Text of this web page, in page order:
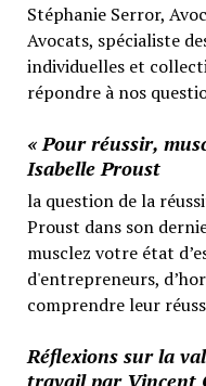
Stéphanie Serror,
Avocats, spécialiste
individuelles et
répondre à nos
« Pour réussir,
Isabelle Proust
la question de la
Proust dans son
musclez votre état
d'entrepreneurs,
comprendre leur
Réflexions sur la
travail par Vincent